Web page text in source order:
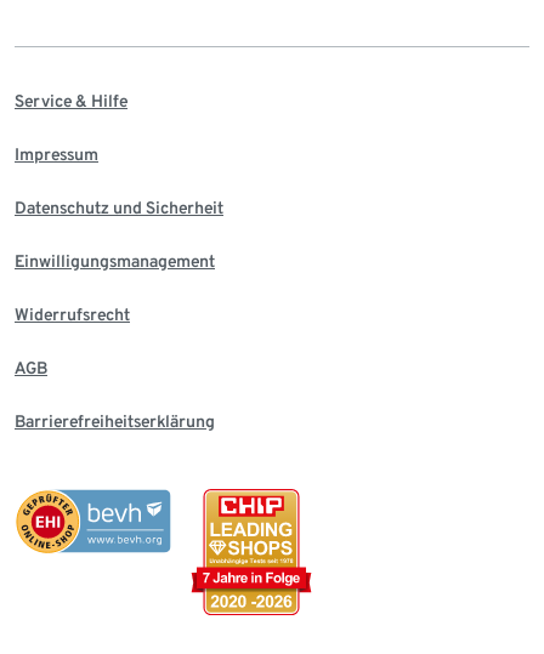
Service & Hilfe
Impressum
Datenschutz und Sicherheit
Einwilligungsmanagement
Widerrufsrecht
AGB
Barrierefreiheitserklärung